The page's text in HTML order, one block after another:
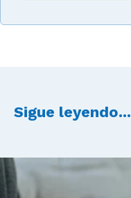
Sigue leyendo...